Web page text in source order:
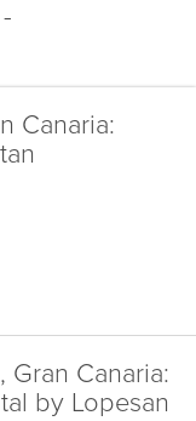
Canaria:
Gran Canaria:
by Lopesan